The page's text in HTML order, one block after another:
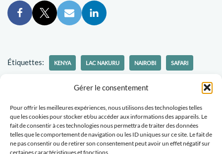
Gérer le consentement
Pour offrir les meilleures expériences, nous utilisons des technologies telles
que les cookies pour stocker et/ou accéder aux informations des appareils. Le
fait de consentir à ces technologies nous permettra de traiter des données
telles que le comportement de navigation ou les ID uniques sur ce site. Le fait de
ne pas consentir ou de retirer son consentement peut avoir un effet négatif sur
certaines caractéristiques et fonctions.
Étiquettes: KENYA LAC NAKURU NAIROBI SAFARI
Politique-confidentialités
Travaillons ensemble
Tu veux recevoir des nouvelles d'Escapades Amoureuses ?